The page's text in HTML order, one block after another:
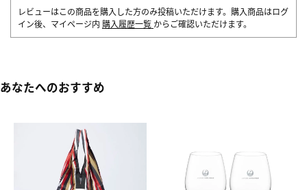
レビューはこの商品を購入した方のみ投稿いただけます。購入商品はログ
イン後、マイページ内 購入履歴一覧 からご確認いただけます。
あなたへのおすすめ